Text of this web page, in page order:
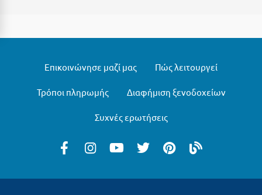
Μπαλί Κρήτης
Μπάνσκο
Επικοινώνησε μαζί μας Πώς λειτουργεί
Τρόποι πληρωμής Διαφήμιση ξενοδοχείων
Συχνές ερωτήσεις